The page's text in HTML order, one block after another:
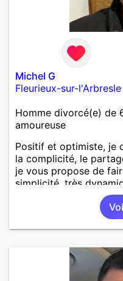
Michel G
Fleurieux-sur-l'Arbresle
Homme divorcé(e) de
amoureuse
Positif et optimiste, je
la complicité, le
je vous propose de
simplicité. très
partager, sans jamais
vôtres si vous le